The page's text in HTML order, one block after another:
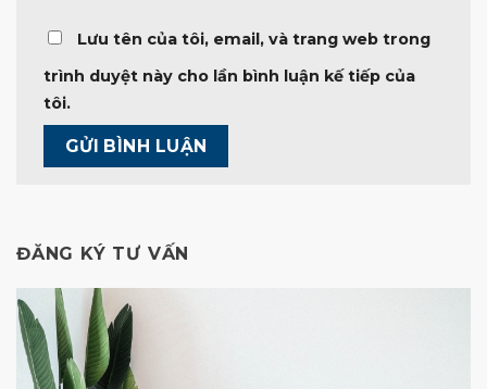
Lưu tên của tôi, email, và trang web trong
trình duyệt này cho lần bình luận kế tiếp của
tôi.
ĐĂNG KÝ TƯ VẤN